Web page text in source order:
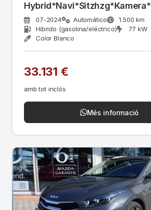
Hybrid*Navi*Sitzhzg*Kamera*
07-2024 Automático
1.500 km
Híbrido (gasolina/eléctrico)
77 kW
Color Blanco
33.131 €
amb tot inclòs
Més informació